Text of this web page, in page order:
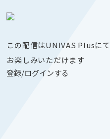
この配信はUNIVAS Plusにて
お楽しみいただけます
登録/ログインする